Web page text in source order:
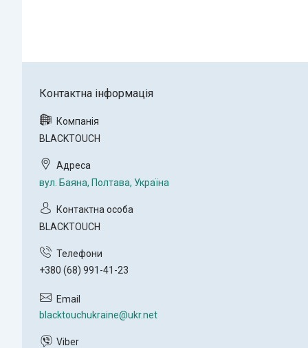
BLACKTOUCH
вул. Баяна, Полтава, Україна
BLACKTOUCH
+380 (68) 991-41-23
blacktouchukraine@ukr.net